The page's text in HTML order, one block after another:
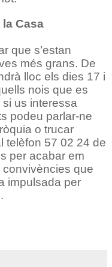
Casa
que s’estan
més grans. De
lloc els dies 17 i
nois que es
si us interessa
podeu parlar-ne
o trucar
telèfon 57 02 24 de
per acabar em
que
impulsada per